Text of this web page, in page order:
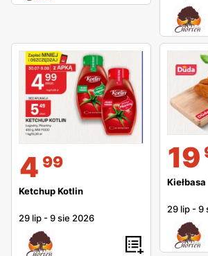
4 99
Ketchup Kotlin
29 lip -9 sie 2026
19
Kiełbasa
29 lip -9